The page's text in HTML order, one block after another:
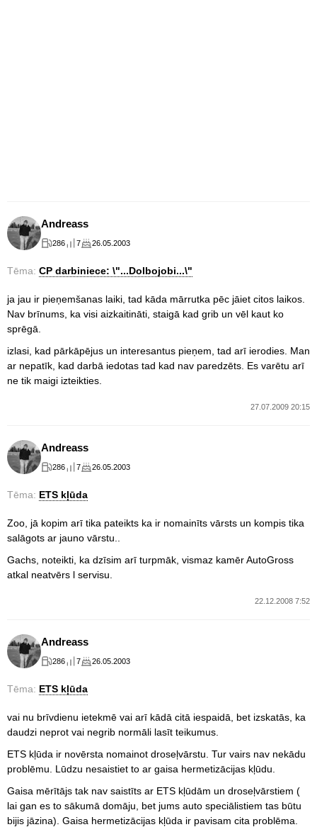
Andreass
286 7 26.05.2003
Tēma: CP darbiniece: \"...Dolbojobi...\"
ja jau ir pieņemšanas laiki, tad kāda mārrutka pēc jāiet citos laikos.
Nav brīnums, ka visi aizkaitināti, staigā kad grib un vēl kaut ko
sprēgā.
izlasi, kad pārkāpējus un interesantus pieņem, tad arī ierodies. Man
ar nepatīk, kad darbā iedotas tad kad nav paredzēts. Es varētu arī
ne tik maigi izteikties.
27.07.2009 20:15
Andreass
286 7 26.05.2003
Tēma: ETS kļūda
Zoo, jā kopim arī tika pateikts ka ir nomainīts vārsts un kompis tika
salāgots ar jauno vārstu..
Gachs, noteikti, ka dzīsim arī turpmāk, vismaz kamēr AutoGross
atkal neatvērs l servisu.
22.12.2008 7:52
Andreass
286 7 26.05.2003
Tēma: ETS kļūda
vai nu brīvdienu ietekmē vai arī kādā citā iespaidā, bet izskatās, ka
daudzi neprot vai negrib normāli lasīt teikumus.
ETS kļūda ir novērsta nomainot droseļvārstu. Tur vairs nav nekādu
problēmu. Lūdzu nesaistiet to ar gaisa hermetizācijas kļūdu.
Gaisa mērītājs tak nav saistīts ar ETS kļūdām un droseļvārstiem (
lai gan es to sākumā domāju, bet jums auto speciālistiem tas būtu
bijis jāzina). Gaisa hermetizācijas kļūda ir pavisam cita problēma.